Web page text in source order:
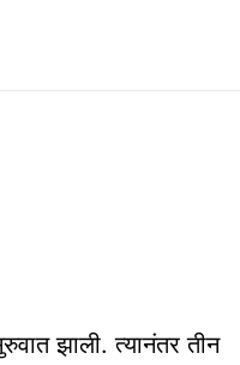
झाली. त्यानंतर तीन